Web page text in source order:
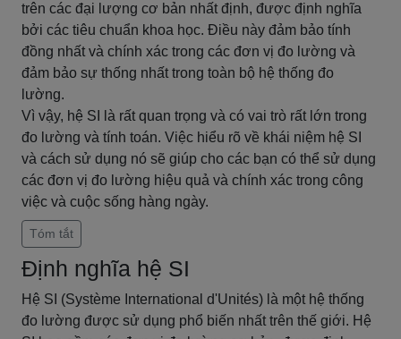
trên các đại lượng cơ bản nhất định, được định nghĩa
bởi các tiêu chuẩn khoa học. Điều này đảm bảo tính
đồng nhất và chính xác trong các đơn vị đo lường và
đảm bảo sự thống nhất trong toàn bộ hệ thống đo
lường.
Vì vậy, hệ SI là rất quan trọng và có vai trò rất lớn trong
đo lường và tính toán. Việc hiểu rõ về khái niệm hệ SI
và cách sử dụng nó sẽ giúp cho các bạn có thể sử dụng
các đơn vị đo lường hiệu quả và chính xác trong công
việc và cuộc sống hàng ngày.
Tóm tắt
Định nghĩa hệ SI
Hệ SI (Système International d'Unités) là một hệ thống
đo lường được sử dụng phổ biến nhất trên thế giới. Hệ